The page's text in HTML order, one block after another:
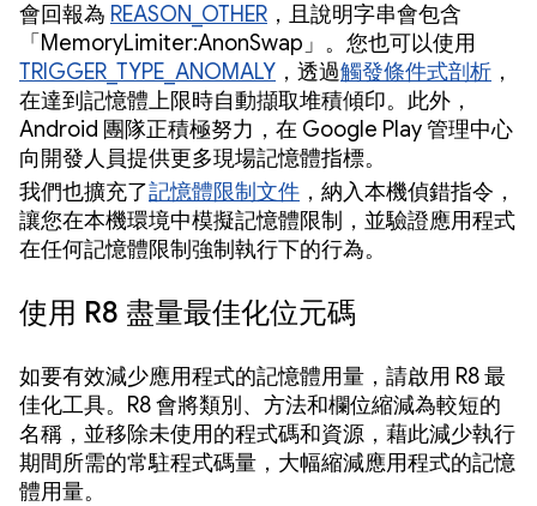
會回報為 REASON_OTHER ，且說明字串會包含
「MemoryLimiter:AnonSwap」。您也可以使用
TRIGGER_TYPE_ANOMALY ，透過觸發條件式剖析 ，
在達到記憶體上限時自動擷取堆積傾印。此外，
Android 團隊正積極努力，在 Google Play 管理中心
向開發人員提供更多現場記憶體指標。
我們也擴充了記憶體限制文件 ，納入本機偵錯指令，
讓您在本機環境中模擬記憶體限制，並驗證應用程式
在任何記憶體限制強制執行下的行為。
使用 R8 盡量最佳化位元碼
如要有效減少應用程式的記憶體用量，請啟用 R8 最
佳化工具。R8 會將類別、方法和欄位縮減為較短的
名稱，並移除未使用的程式碼和資源，藉此減少執行
期間所需的常駐程式碼量，大幅縮減應用程式的記憶
體用量。